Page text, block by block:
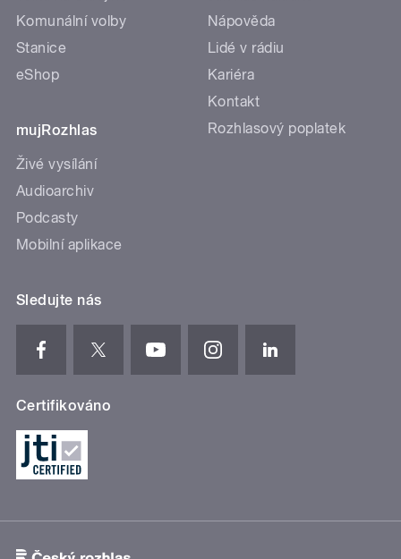
Komunální volby
Stanice
eShop
mujRozhlas
Živé vysílání
Audioarchiv
Podcasty
Mobilní aplikace
Nápověda
Lidé v rádiu
Kariéra
Kontakt
Rozhlasový poplatek
Sledujte nás
Certifikováno